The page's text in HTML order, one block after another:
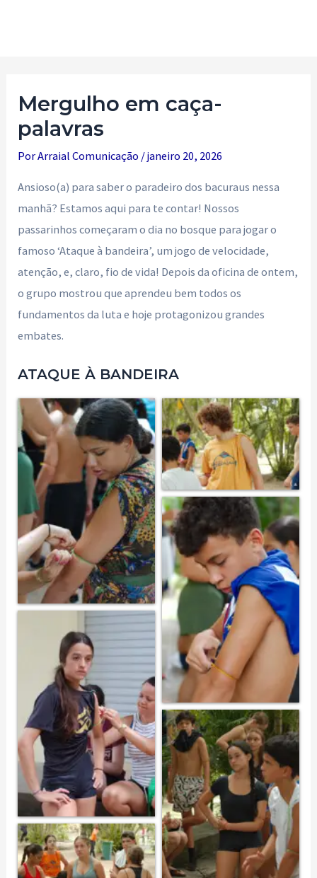
Mergulho em caça-
palavras
PorArraial Comunicação /janeiro 20, 2026
Ansioso(a) para saber o paradeiro dos bacuraus nessa
manhã? Estamos aqui para te contar! Nossos
passarinhos começaram o dia no bosque para jogar o
famoso ‘Ataque à bandeira’, um jogo de velocidade,
atenção, e, claro, fio de vida! Depois da oficina de ontem,
o grupo mostrou que aprendeu bem todos os
fundamentos da luta e hoje protagonizou grandes
embates.
ATAQUE À BANDEIRA